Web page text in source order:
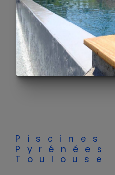
Piscines
Pyrénées
Toulouse